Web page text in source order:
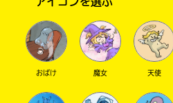
おばけ 魔女 天使